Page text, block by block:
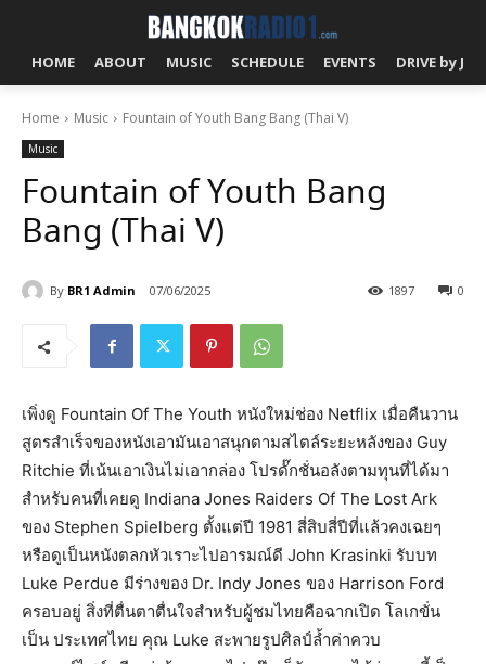
HOME ABOUT MUSIC SCHEDULE EVENTS DRIVE by
Home Music Fountain of Youth Bang Bang (Thai V)
Music
Fountain of Youth Bang
Bang (Thai V)
By BR1 Admin 07/06/2025 0
1897
เพิ่งดู Fountain Of The Youth หนังใหม่ช่อง Netflix เมื่อคืนวาน
สูตรสำเร็จของหนังเอามันเอาสนุกตามสไตล์ระยะหลังของ Guy
Ritchie ที่เน้นเอาเงินไม่เอากล่อง โปรดั๊กชั่นอลังตามทุนที่ได้มา
สำหรับคนที่เคยดู Indiana Jones Raiders Of The Lost Ark
ของ Stephen Spielberg ตั้งแต่ปี 1981 สี่สิบสี่ปีที่แล้วคงเฉยๆ
หรือดูเป็นหนังตลกหัวเราะไปอารมณ์ดี John Krasinki รับบท
Luke Perdue มีร่างของ Dr. Indy Jones ของ Harrison Ford
ครอบอยู่ สิ่งที่ตื่นตาตื่นใจสำหรับผู้ชมไทยคือฉากเปิด โลเกขั่น
เป็น ประเทศไทย คุณ Luke สะพายรูปศิลป์ล้ำค่าควบ